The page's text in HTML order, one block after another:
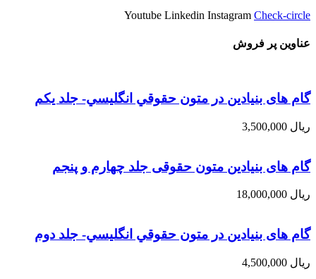
Youtube Linkedin Instagram Check-circle
عناوین پر فروش
گام های بنیادین در متون حقوقي انگليسي- جلد يكم
ریال
گام های بنیادین متون حقوقی جلد چهارم و پنجم
ریال
گام های بنیادین در متون حقوقي انگليسي- جلد دوم
ریال